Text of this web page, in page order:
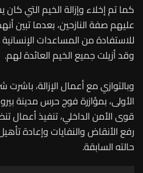
كما تم إخلاء وإزالة الخيم التي
عليهم صفة النازحين، بعدما تبين
للاستفادة من المساعدات
وقد أزيلت جميع الخيم العائدة لهم.
وبالتوازي مع أعمال الإزالة،
الأولى، بمؤازرة فوج حرس مدينة
قوى الأمن الداخلي، تنفيذ
رفع الأنقاض والنفايات وإعادة
حالته السابقة.